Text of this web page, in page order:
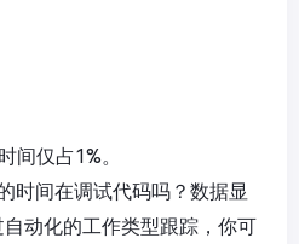
间仅占1%。
时间在调试代码吗？数据显
动化的工作类型跟踪，你可